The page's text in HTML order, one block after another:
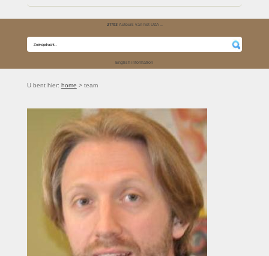
27/03Auteurs van het UZA ..
English information
U bent hier: home > team